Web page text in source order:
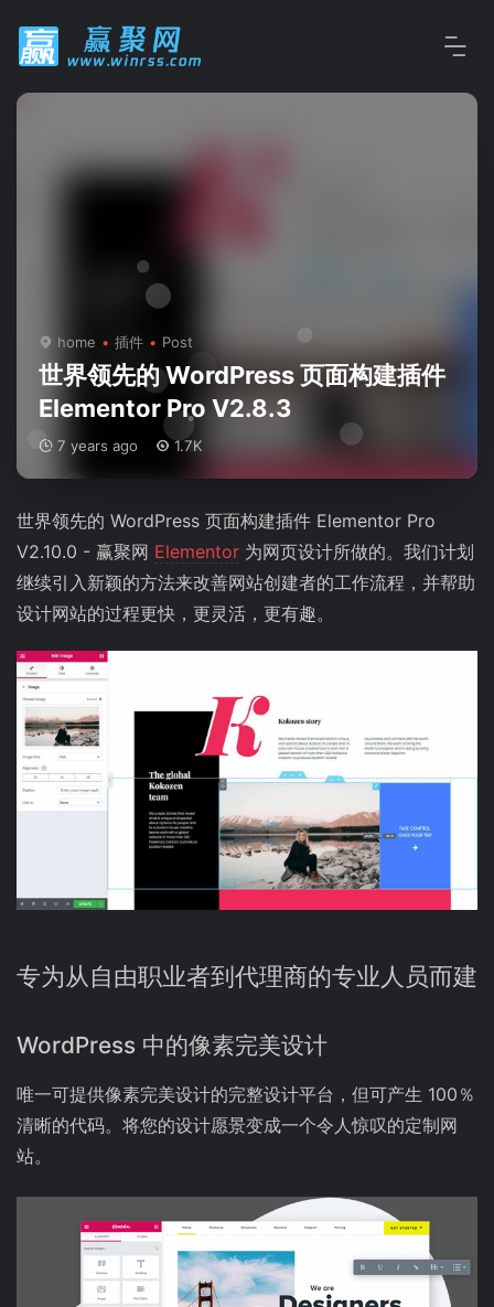
home 插件 Post
世界领先的 WordPress 页面构建插件
Elementor Pro V2.8.3
7 years ago 1.7K
世界领先的 WordPress 页面构建插件 Elementor Pro
V2.10.0 - 赢聚网 Elementor 为网页设计所做的。我们计划
继续引入新颖的方法来改善网站创建者的工作流程，并帮助
设计网站的过程更快，更灵活，更有趣。
专为从自由职业者到代理商的专业人员而建
WordPress 中的像素完美设计
唯一可提供像素完美设计的完整设计平台，但可产生 100％
清晰的代码。将您的设计愿景变成一个令人惊叹的定制网
站。